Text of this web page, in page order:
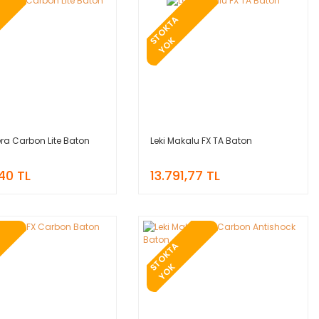
Carbon Lite Baton
TL
S
T
O
K
T
A
Y
O
K
Leki Makalu FX TA Baton
13.791,77 TL
S
T
O
K
T
A
Y
O
K